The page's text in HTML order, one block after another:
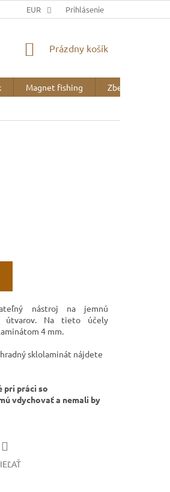
BLOG O NÁS
EUR Prihlásenie
NÁKUPNÝ
Prázdny košík
Magnet fishing
Zberateľské
nástroj na jemnú
útvarov. Na tieto účely
4 mm.
sklolaminát nájdete
pri práci so
vdychovať a nemali by